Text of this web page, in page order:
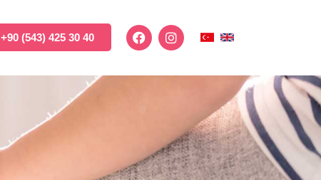
+90 (543) 425 30 40